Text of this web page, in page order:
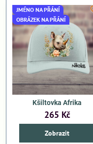
JMÉNO NA PŘÁNÍ
OBRÁZEK NA PŘÁNÍ
Kšiltovka Afrika
265 Kč
Zobrazit